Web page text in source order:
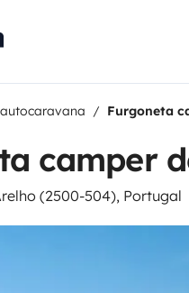
Furgoneta
camper
(2500-504), Portugal